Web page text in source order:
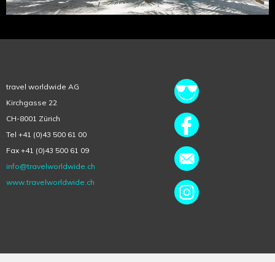
travel worldwide AG
Kirchgasse 22
CH-8001 Zürich
Tel +41 (0)43 500 61 00
Fax +41 (0)43 500 61 09
info@travelworldwide.ch
www.travelworldwide.ch